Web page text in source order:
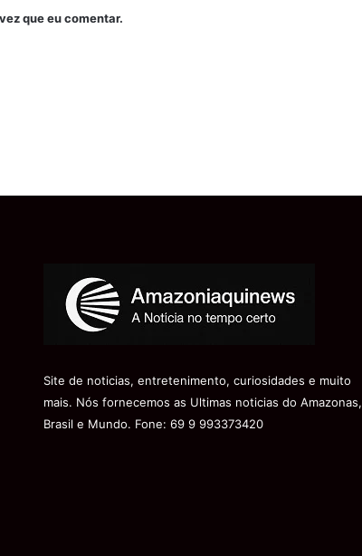
que eu comentar.
Site de noticias, entretenimento, curiosidades e muito
mais. Nós fornecemos as Ultimas noticias do Amazonas,
Brasil e Mundo. Fone: 69 9 993373420